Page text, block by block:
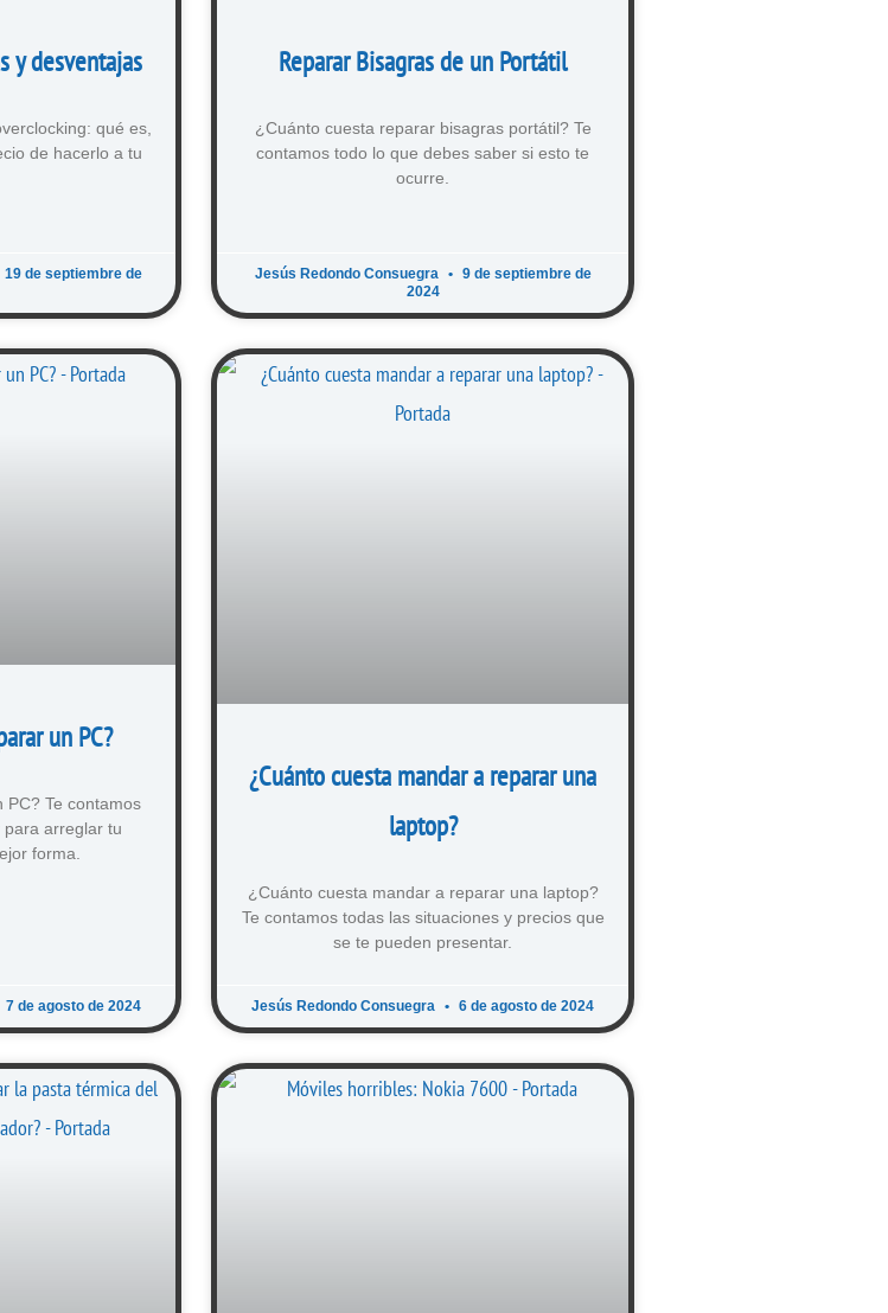
y desventajas
qué es,
de hacerlo a tu
19 de septiembre de
Reparar Bisagras de un Portátil
¿Cuánto cuesta reparar bisagras portátil? Te
contamos todo lo que debes saber si esto te
ocurre.
Jesús Redondo Consuegra
9 de septiembre de
2024
un PC?
PC? Te contamos
arreglar tu
forma.
7 de agosto de 2024
¿Cuánto cuesta mandar a reparar una
laptop?
¿Cuánto cuesta mandar a reparar una laptop?
Te contamos todas las situaciones y precios que
se te pueden presentar.
Jesús Redondo Consuegra 6 de agosto de 2024